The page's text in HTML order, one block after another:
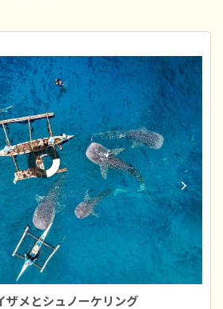
ザメとシュノーケリング